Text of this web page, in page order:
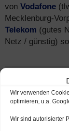
Wir verwenden
optimieren, u.a.
Wir sind autorisierter
von Vodafone
Mecklenburg-
Telekom (gutes
Netz / günstig)
Breitband
In Altenhof ist